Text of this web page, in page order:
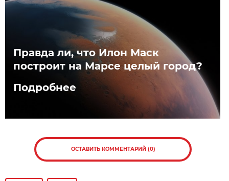
Правда ли, что Илон Маск
построит на Марсе целый город?
Подробнее
ОСТАВИТЬ КОММЕНТАРИЙ (0)